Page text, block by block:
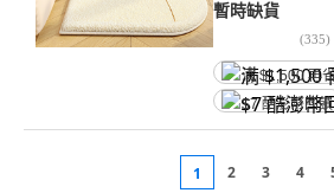
$7 酷澎幣回饋
1